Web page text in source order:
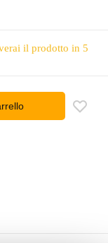
il prodotto in 5